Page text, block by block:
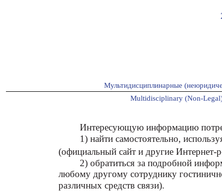
Мультидисциплинарные
Multidisciplinary (Non-
Интересующую информацию
1) найти самостоятельно,
(официальный сайт и другие
2) обратиться за подробной
любому другому сотруднику
различных средств связи).